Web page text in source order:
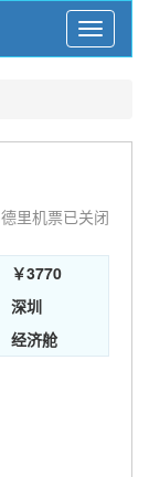
Menu
里机票已关闭
￥3770
深圳
经济舱